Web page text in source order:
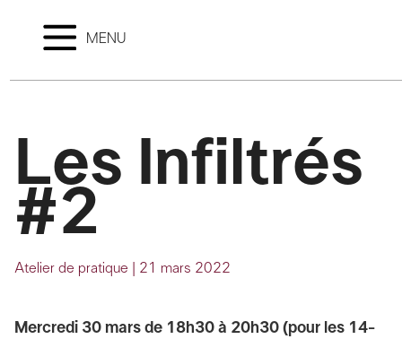
MENU
Les Infiltrés
#2
Atelier de pratique 21 mars 2022
Mercredi 30 mars de 18h30 à 20h30 (pour les 14-